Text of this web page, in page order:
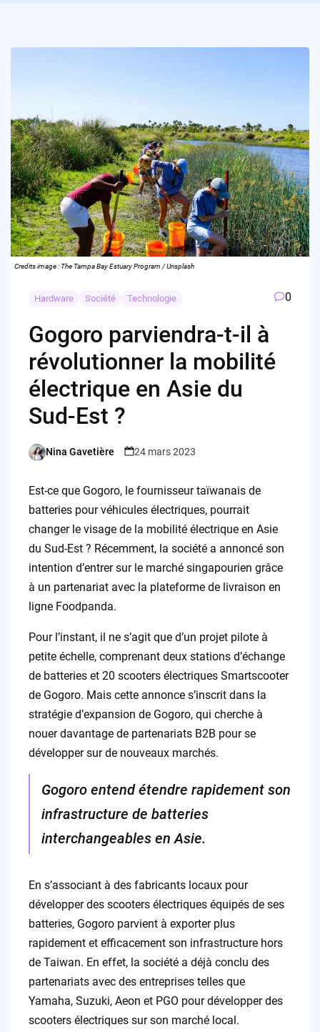
Credits image : The Tampa Bay Estuary Program / Unsplash
Hardware Société Technologie 0
Gogoro parviendra-t-il à
révolutionner la mobilité
électrique en Asie du
Sud-Est ?
Posted
Nina Gavetière 24 mars 2023
Est-ce que Gogoro, le fournisseur taïwanais de
batteries pour véhicules électriques, pourrait
changer le visage de la mobilité électrique en Asie
du Sud-Est ? Récemment, la société a annoncé son
intention d’entrer sur le marché singapourien grâce
à un partenariat avec la plateforme de livraison en
ligne Foodpanda.
Pour l’instant, il ne s’agit que d’un projet pilote à
petite échelle, comprenant deux stations d’échange
de batteries et 20 scooters électriques Smartscooter
de Gogoro. Mais cette annonce s’inscrit dans la
stratégie d’expansion de Gogoro, qui cherche à
nouer davantage de partenariats B2B pour se
développer sur de nouveaux marchés.
Gogoro entend étendre rapidement son
infrastructure de batteries
interchangeables en Asie.
En s’associant à des fabricants locaux pour
développer des scooters électriques équipés de ses
batteries, Gogoro parvient à exporter plus
rapidement et efficacement son infrastructure hors
de Taiwan. En effet, la société a déjà conclu des
partenariats avec des entreprises telles que
Yamaha, Suzuki, Aeon et PGO pour développer des
scooters électriques sur son marché local.